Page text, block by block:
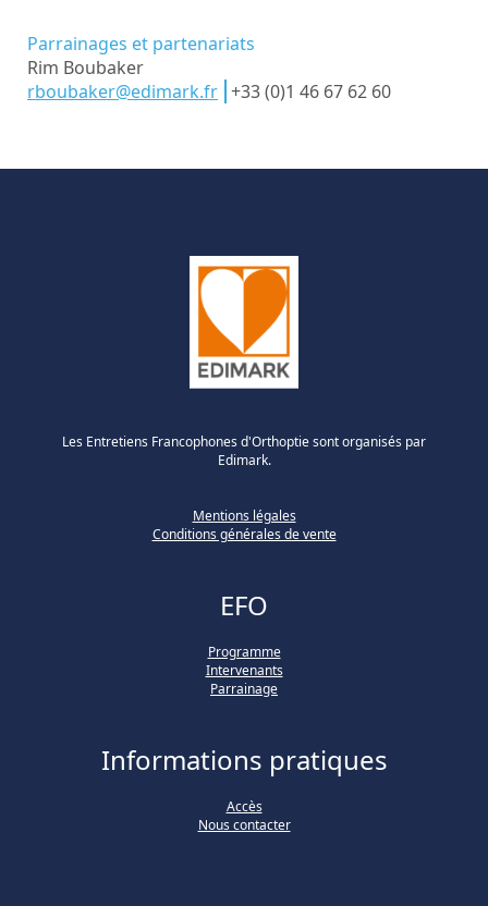
Parrainages et partenariats
Rim Boubaker
rboubaker@edimark.fr +33 (0)1 46 67 62 60
Les Entretiens Francophones d'Orthoptie sont organisés par
Edimark.
Mentions légales
Conditions générales de vente
EFO
Programme
Intervenants
Parrainage
Informations pratiques
Accès
Nous contacter